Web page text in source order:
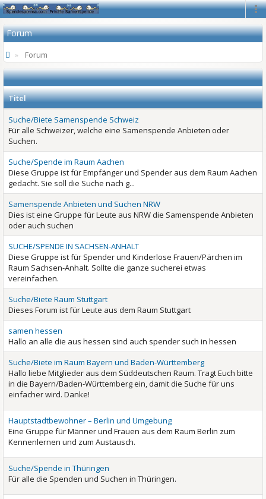
Forum
Forum
Titel
Suche/Biete Samenspende Schweiz
Für alle Schweizer, welche eine Samenspende Anbieten oder
Suchen.
Suche/Spende im Raum Aachen
Diese Gruppe ist für Empfänger und Spender aus dem Raum Aachen
gedacht. Sie soll die Suche nach g...
Samenspende Anbieten und Suchen NRW
Dies ist eine Gruppe für Leute aus NRW die Samenspende Anbieten
oder auch suchen
SUCHE/SPENDE IN SACHSEN-ANHALT
Diese Gruppe ist für Spender und Kinderlose Frauen/Pärchen im
Raum Sachsen-Anhalt. Sollte die ganze sucherei etwas
vereinfachen.
Suche/Biete Raum Stuttgart
Dieses Forum ist für Leute aus dem Raum Stuttgart
samen hessen
Hallo an alle die aus hessen sind auch spender such in hessen
Suche/Biete im Raum Bayern und Baden-Württemberg
Hallo liebe Mitglieder aus dem Süddeutschen Raum. Tragt Euch bitte
in die Bayern/Baden-Württemberg ein, damit die Suche für uns
einfacher wird. Danke!
Hauptstadtbewohner – Berlin und Umgebung
Eine Gruppe für Männer und Frauen aus dem Raum Berlin zum
Kennenlernen und zum Austausch.
Suche/Spende in Thüringen
Für alle die Spenden und Suchen in Thüringen.